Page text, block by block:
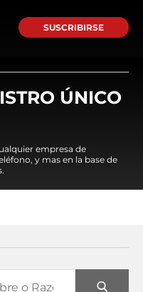
SUSCRIBIRSE
ÚNICO
empresa de
y mas en la base de